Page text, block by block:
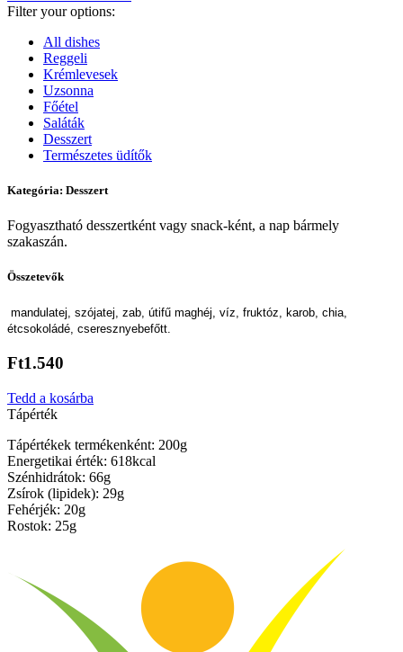
Filter your options:
All dishes
Reggeli
Krémlevesek
Uzsonna
Főétel
Saláták
Desszert
Természetes üdítők
Kategória: Desszert
Fogyasztható desszertként vagy snack-ként, a nap bármely
szakaszán.
Összetevők
mandulatej, szójatej, zab, útifű maghéj, víz, fruktóz, karob, chia,
étcsokoládé, cseresznyebefőtt.
Ft1.540
Tedd a kosárba
Tápérték
Tápértékek termékenként: 200g
Energetikai érték: 618kcal
Szénhidrátok: 66g
Zsírok (lipidek): 29g
Fehérjék: 20g
Rostok: 25g